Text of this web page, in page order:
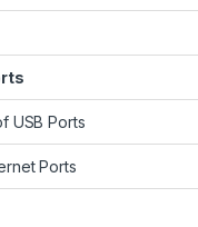
USB Ports
Ports